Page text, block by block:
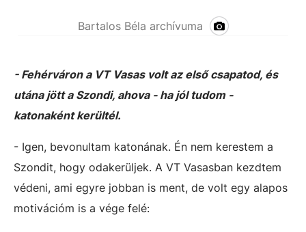
Bartalos Béla archívuma
- Fehérváron a VT Vasas volt az első csapatod, és
utána jött a Szondi, ahova - ha jól tudom -
katonaként kerültél.
- Igen, bevonultam katonának. Én nem kerestem a
Szondit, hogy odakerüljek. A VT Vasasban kezdtem
védeni, ami egyre jobban is ment, de volt egy alapos
motivációm is a vége felé: